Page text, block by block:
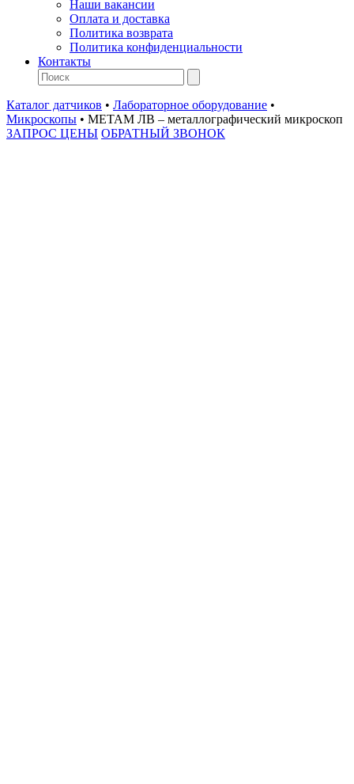
Наши вакансии
Оплата и доставка
Политика возврата
Политика конфиденциальности
Контакты
Каталог датчиков • Лабораторное оборудование •
Микроскопы • МЕТАМ ЛВ – металлографический микроскоп
ЗАПРОС ЦЕНЫ ОБРАТНЫЙ ЗВОНОК